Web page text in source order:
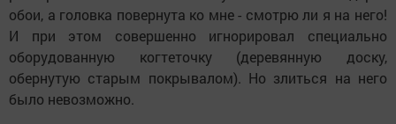
обои, а головка повернута ко мне - смотрю ли я на него!
И при этом совершенно игнорировал специально
оборудованную когтеточку (деревянную доску,
обернутую старым покрывалом). Но злиться на него
было невозможно.